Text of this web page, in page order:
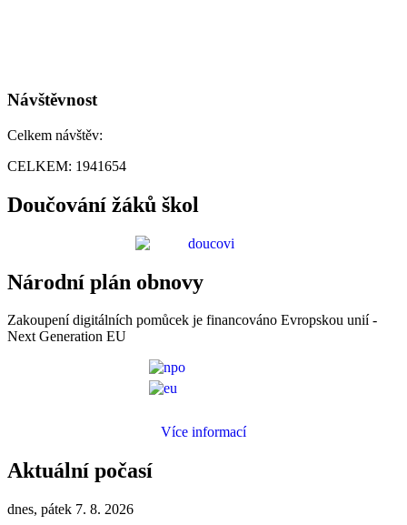
Návštěvnost
Celkem návštěv:
CELKEM: 1941654
Doučování žáků škol
Národní plán obnovy
Zakoupení digitálních pomůcek je financováno Evropskou unií -
Next Generation EU
Více informací
Aktuální počasí
dnes, pátek 7. 8. 2026